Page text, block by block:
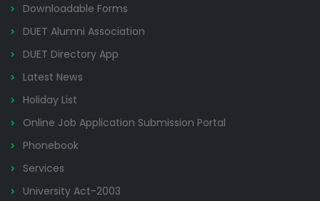
Downloadable Forms
DUET Alumni Association
DUET Directory App
Latest News
Holiday List
Online Job Application Submission Portal
Phonebook
Services
University Act-2003